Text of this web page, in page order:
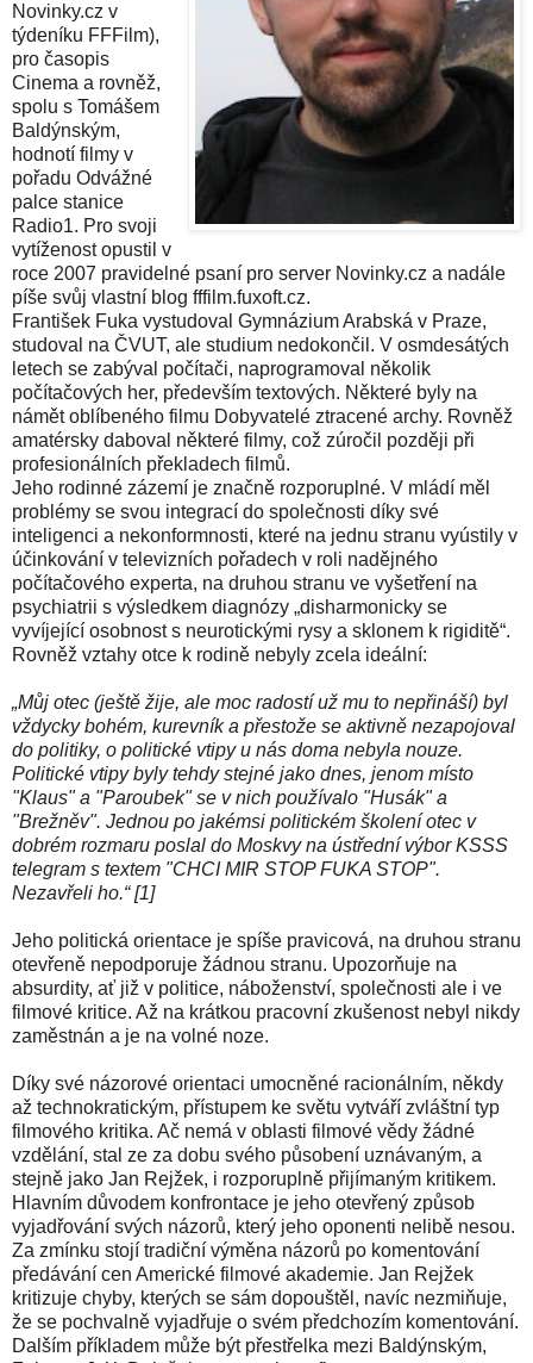
Novinky.cz v
týdeníku FFFilm),
pro časopis
Cinema a rovněž,
spolu s Tomášem
Baldýnským,
hodnotí filmy v
pořadu Odvážné
palce stanice
Radio1. Pro svoji
vytíženost opustil v
roce 2007 pravidelné psaní pro server Novinky.cz a nadále
píše svůj vlastní blog fffilm.fuxoft.cz.
František Fuka vystudoval Gymnázium Arabská v Praze,
studoval na ČVUT, ale studium nedokončil. V osmdesátých
letech se zabýval počítači, naprogramoval několik
počítačových her, především textových. Některé byly na
námět oblíbeného filmu Dobyvatelé ztracené archy. Rovněž
amatérsky daboval některé filmy, což zúročil později při
profesionálních překladech filmů.
Jeho rodinné zázemí je značně rozporuplné. V mládí měl
problémy se svou integrací do společnosti díky své
inteligenci a nekonformnosti, které na jednu stranu vyústily v
účinkování v televizních pořadech v roli nadějného
počítačového experta, na druhou stranu ve vyšetření na
psychiatrii s výsledkem diagnózy „disharmonicky se
vyvíjející osobnost s neurotickými rysy a sklonem k rigiditě“.
Rovněž vztahy otce k rodině nebyly zcela ideální:
„Můj otec (ještě žije, ale moc radostí už mu to nepřináší) byl
vždycky bohém, kurevník a přestože se aktivně nezapojoval
do politiky, o politické vtipy u nás doma nebyla nouze.
Politické vtipy byly tehdy stejné jako dnes, jenom místo
"Klaus" a "Paroubek" se v nich používalo "Husák" a
"Brežněv". Jednou po jakémsi politickém školení otec v
dobrém rozmaru poslal do Moskvy na ústřední výbor KSSS
telegram s textem "CHCI MIR STOP FUKA STOP".
Nezavřeli ho.“ [1]
Jeho politická orientace je spíše pravicová, na druhou stranu
otevřeně nepodporuje žádnou stranu. Upozorňuje na
absurdity, ať již v politice, náboženství, společnosti ale i ve
filmové kritice. Až na krátkou pracovní zkušenost nebyl nikdy
zaměstnán a je na volné noze.
Díky své názorové orientaci umocněné racionálním, někdy
až technokratickým, přístupem ke světu vytváří zvláštní typ
filmového kritika. Ač nemá v oblasti filmové vědy žádné
vzdělání, stal ze za dobu svého působení uznávaným, a
stejně jako Jan Rejžek, i rozporuplně přijímaným kritikem.
Hlavním důvodem konfrontace je jeho otevřený způsob
vyjadřování svých názorů, který jeho oponenti nelibě nesou.
Za zmínku stojí tradiční výměna názorů po komentování
předávání cen Americké filmové akademie. Jan Rejžek
kritizuje chyby, kterých se sám dopouštěl, navíc nezmiňuje,
že se pochvalně vyjadřuje o svém předchozím komentování.
Dalším příkladem může být přestřelka mezi Baldýnským,